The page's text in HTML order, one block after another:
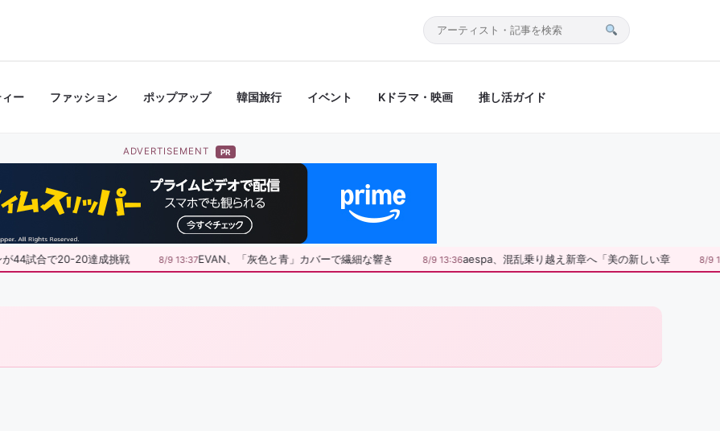
サ
内
ー ファッション ポップアップ 韓国旅行 イベント Kドラマ・映画 推し活ガイド
ADVERTISEMENT PR
44試合で20-20達成挑戦 8/9 13:37EVAN、「灰色と青」カバーで繊細な響き 8/9 13:36aespa、混乱乗り越え新章へ「美の新しい章 8/9